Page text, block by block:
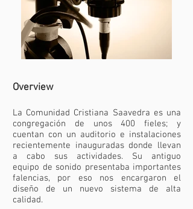
Overview
La Comunidad Cristiana Saavedra es una
congregación de unos 400 fieles; y
cuentan con un auditorio e instalaciones
recientemente inauguradas donde llevan
a cabo sus actividades. Su antiguo
equipo de sonido presentaba importantes
falencias, por eso nos encargaron el
diseño de un nuevo sistema de alta
calidad.